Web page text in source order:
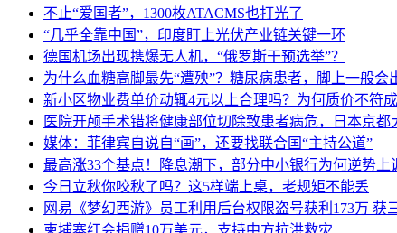
不止“爱国者”，1300枚ATACMS也打光了
“几乎全靠中国”，印度盯上光伏产业链关键一环
德国机场出现携爆无人机，“俄罗斯干预选举”？
为什么血糖高脚最先“遭殃”？糖尿病患者，脚上一般会
新小区物业费单价动辄4元以上合理吗？为何质价不符成
医院开颅手术错将健康部位切除致患者病危，日本京都
媒体：菲律宾自说自“画”，还要找联合国“主持公道”
最高涨33个基点！降息潮下，部分中小银行为何逆势上
今日立秋你咬秋了吗？这5样端上桌，老规矩不能丢
网易《梦幻西游》员工利用后台权限盗号获利173万 获
柬埔寨红会捐赠10万美元，支持中方抗洪救灾